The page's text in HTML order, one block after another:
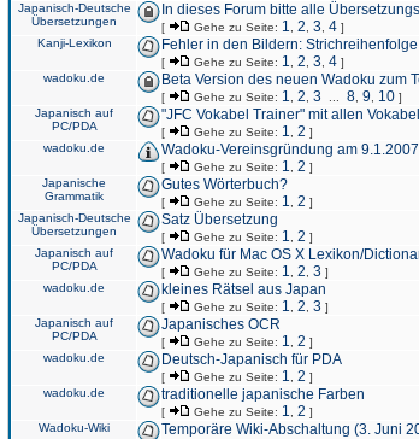
Japanisch-Deutsche
Übersetzungen
In dieses Forum bitte alle
[ Gehe zu Seite: 1 2 3 4 ]
Kanji-Lexikon Fehler in den Bildern: Strichreihenfolge
[ Gehe zu Seite: 1 2 3 4 ]
wadoku.de Beta Version des neuen Wadoku zum
[ Gehe zu Seite: 1 2 3 8 9 10 ]
Japanisch auf
PC/PDA
"JFC Vokabel Trainer" mit allen
[ Gehe zu Seite: 1 2 ]
wadoku.de Wadoku-Vereinsgründung am
[ Gehe zu Seite: 1 2 ]
Japanische
Grammatik
Gutes Wörterbuch?
[ Gehe zu Seite: 1 2 ]
Japanisch-Deutsche
Übersetzungen
Satz Übersetzung
[ Gehe zu Seite: 1 2 ]
Japanisch auf
PC/PDA
Wadoku für Mac OS X Lexikon/
[ Gehe zu Seite: 1 2 3 ]
wadoku.de kleines Rätsel aus Japan
[ Gehe zu Seite: 1 2 3 ]
Japanisch auf
PC/PDA
Japanisches OCR
[ Gehe zu Seite: 1 2 ]
wadoku.de Deutsch-Japanisch für PDA
[ Gehe zu Seite: 1 2 ]
wadoku.de traditionelle japanische Farben
[ Gehe zu Seite: 1 2 ]
Wadoku-Wiki Temporäre Wiki-Abschaltung (3. Juni